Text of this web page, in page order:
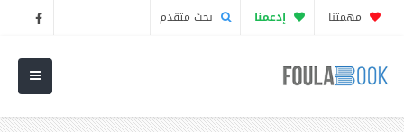
مهمتنا إدعمنا بحث متقدم